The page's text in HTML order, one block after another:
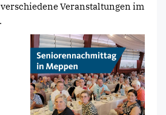
Veranstaltungen im